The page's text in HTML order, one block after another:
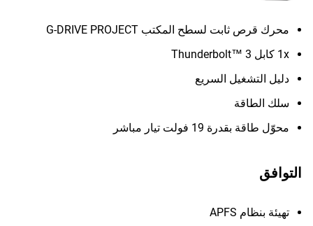
محرك قرص ثابت لسطح المكتب G-DRIVE PROJECT
1x كابل Thunderbolt™ 3
دليل التشغيل السريع
سلك الطاقة
محوّل طاقة بقدرة 19 فولت تيار مباشر
التوافق
تهيئة بنظام APFS